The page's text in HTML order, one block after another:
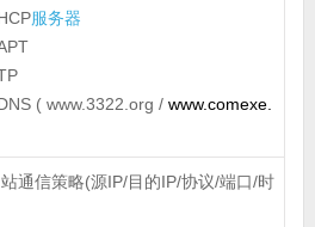
服务器
( www.3322.org / www.comexe.
通信策略(源IP/目的IP/协议/端口/时